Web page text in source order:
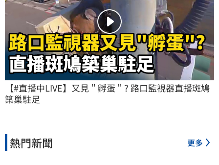
【#直播中LIVE】又見＂孵蛋＂? 路口監視器直播斑鳩
築巢駐足
熱門新聞 更多